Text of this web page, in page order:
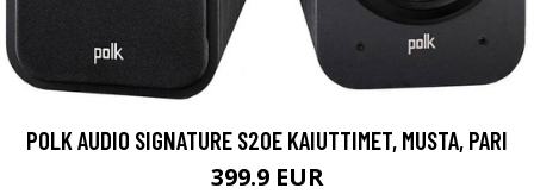
POLK AUDIO SIGNATURE S20E KAIUTTIMET, MUSTA, PARI
399.9 EUR